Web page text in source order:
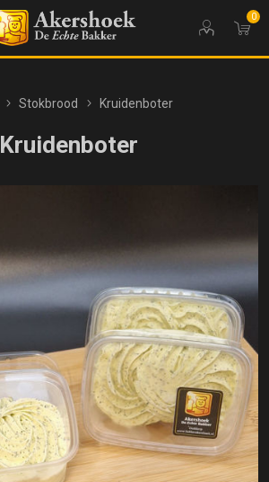
0
Stokbrood Kruidenboter
Kruidenboter